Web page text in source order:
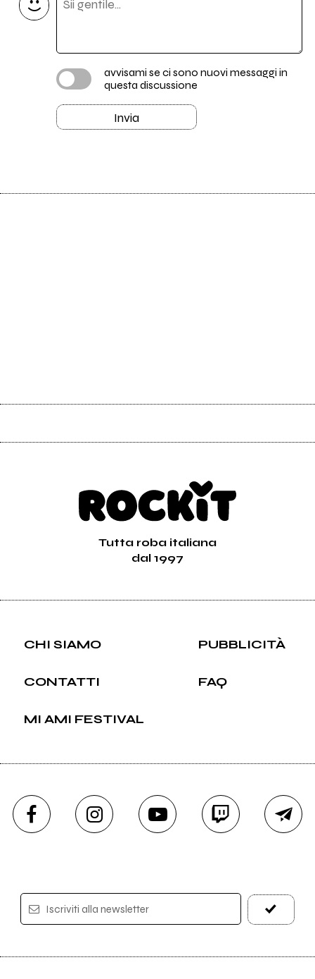
avvisami se ci sono nuovi messaggi in
questa discussione
Invia
Tutta roba italiana
dal 1997
CHI SIAMO PUBBLICITÀ
CONTATTI FAQ
MI AMI FESTIVAL
Iscriviti alla newsletter